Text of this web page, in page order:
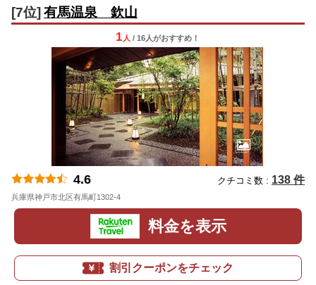
[7位] 有馬温泉 欽山
1 人 / 16人がおすすめ！
4.6 クチコミ数 : 138 件
兵庫県神戸市北区有馬町1302-4
料金を表示
割引クーポンをチェック